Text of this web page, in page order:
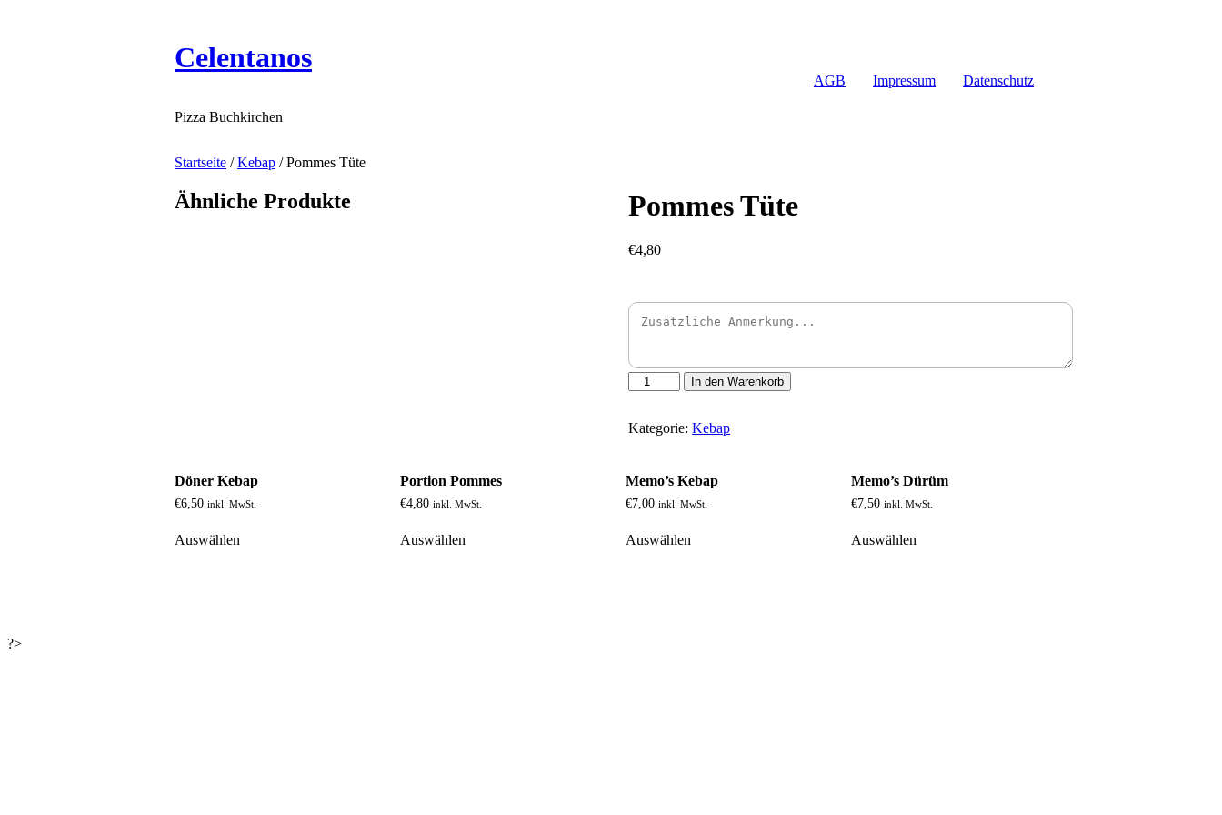
Celentanos
Pizza Buchkirchen
AGB Impressum Datenschutz
Startseite /Kebap / Pommes Tüte
Pommes Tüte
€4,80
Pommes
Tüte
In den Warenkorb
Kategorie:Kebap
Ähnliche Produkte
Döner Kebap
€6,50 inkl. MwSt.
Auswählen
Portion Pommes
€4,80 inkl. MwSt.
Auswählen
Memo’s Kebap
€7,00 inkl. MwSt.
Auswählen
Memo’s Dürüm
€7,50 inkl. MwSt.
Auswählen
?>